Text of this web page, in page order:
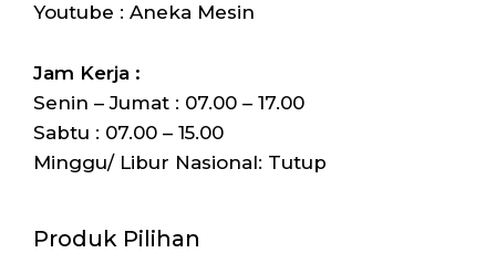
Youtube : Aneka Mesin
Jam Kerja :
Senin – Jumat : 07.00 – 17.00
Sabtu : 07.00 – 15.00
Minggu/ Libur Nasional: Tutup
Produk Pilihan